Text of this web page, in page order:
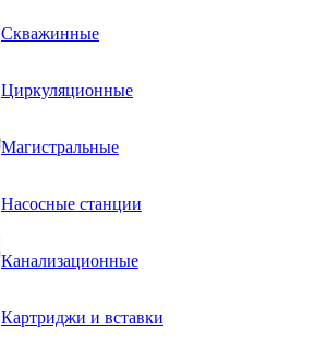
Скважинные
Циркуляционные
Магистральные
Насосные станции
Канализационные
Картриджи и вставки